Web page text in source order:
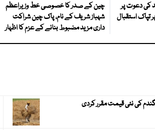
کی دعوت پر
تپاک استقبال
چین کے صدر کا خصوصی خط وزیراعظم
شہباز شریف کے نام، پاک چین شراکت
داری مزید مضبوط بنانے کے عزم کا اظہار
کی نئی قیمت مقرر کردی